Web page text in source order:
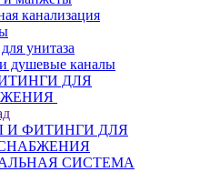
канализация
унитаза
душевые каналы
ДЛЯ
И ФИТИНГИ ДЛЯ
СИСТЕМА